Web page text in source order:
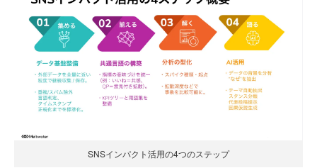
SNSインパクト活用の4つのステップ